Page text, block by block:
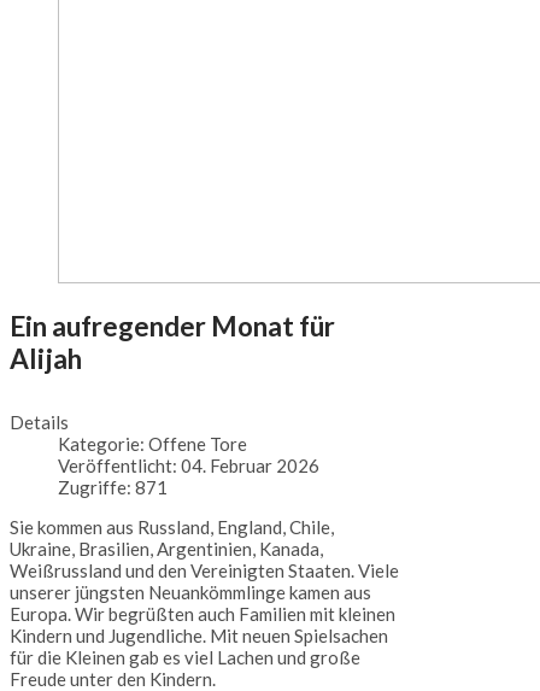
Ein aufregender Monat für
Alijah
Details
Kategorie: Offene Tore
Veröffentlicht: 04. Februar 2026
Zugriffe: 871
Sie kommen aus Russland, England, Chile,
Ukraine, Brasilien, Argentinien, Kanada,
Weißrussland und den Vereinigten Staaten. Viele
unserer jüngsten Neuankömmlinge kamen aus
Europa. Wir begrüßten auch Familien mit kleinen
Kindern und Jugendliche. Mit neuen Spielsachen
für die Kleinen gab es viel Lachen und große
Freude unter den Kindern.